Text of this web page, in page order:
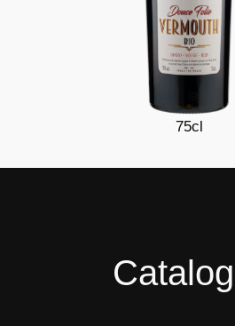
75cl